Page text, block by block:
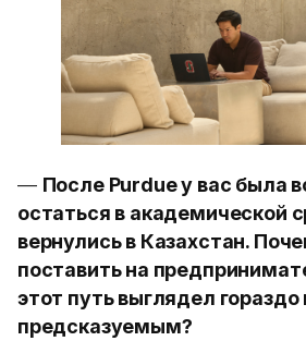
— После Purdue у вас была
остаться в академической
вернулись в Казахстан.
поставить на
этот путь выглядел
предсказуемым?